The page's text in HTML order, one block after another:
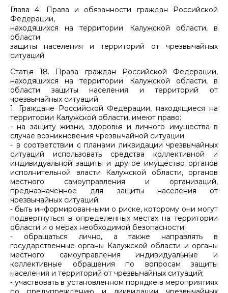
Глава 4. Права и обязанности граждан Российской
Федерации,
находящихся на территории Калужской области, в
области
защиты населения и территорий от чрезвычайных
ситуаций
Статья 18. Права граждан Российской Федерации,
находящихся на территории Калужской области, в
области защиты населения и территорий от
чрезвычайных ситуаций
1. Граждане Российской Федерации, находящиеся на
территории Калужской области, имеют право:
- на защиту жизни, здоровья и личного имущества в
случае возникновения чрезвычайной ситуации;
- в соответствии с планами ликвидации чрезвычайных
ситуаций использовать средства коллективной и
индивидуальной защиты и другое имущество органов
исполнительной власти Калужской области, органов
местного самоуправления и организаций,
предназначенное для защиты населения от
чрезвычайных ситуаций;
- быть информированными о риске, которому они могут
подвергнуться в определенных местах на территории
области и о мерах необходимой безопасности;
- обращаться лично, а также направлять в
государственные органы Калужской области и органы
местного самоуправления индивидуальные и
коллективные обращения по вопросам защиты
населения и территорий от чрезвычайных ситуаций;
- участвовать в установленном порядке в мероприятиях